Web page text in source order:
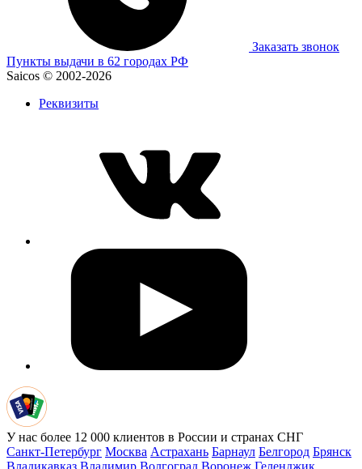
Заказать звонок
Пункты выдачи в 62 городах РФ
Saicos © 2002-2026
Реквизиты
У нас более 12 000 клиентов в России и странах СНГ
Санкт-Петербург Москва Астрахань Барнаул Белгород Брянск